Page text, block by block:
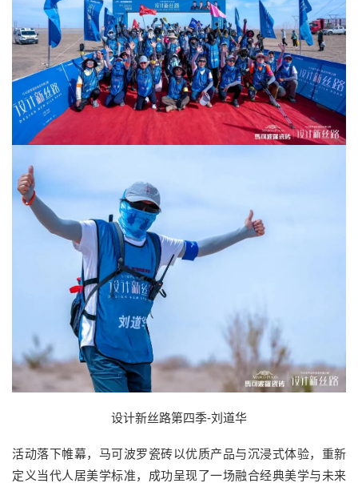
设计新丝路第四季-刘道华
活动落下帷幕，马可波罗瓷砖以优质产品与沉浸式体验，重新
定义当代人居美学标准，成功呈现了一场融合经典美学与未来